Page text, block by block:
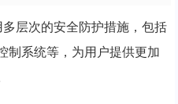
层次的安全防护措施，包括
制系统等，为用户提供更加